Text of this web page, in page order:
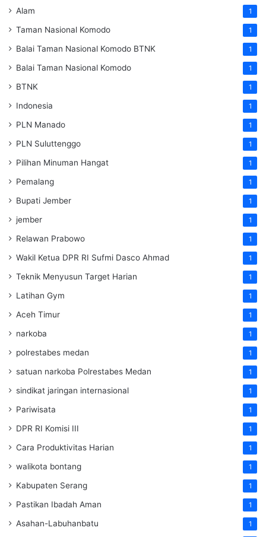
Alam 1
Taman Nasional Komodo 1
Balai Taman Nasional Komodo BTNK 1
Balai Taman Nasional Komodo 1
BTNK 1
Indonesia 1
PLN Manado 1
PLN Suluttenggo 1
Pilihan Minuman Hangat 1
Pemalang 1
Bupati Jember 1
jember 1
Relawan Prabowo 1
Wakil Ketua DPR RI Sufmi Dasco Ahmad 1
Teknik Menyusun Target Harian 1
Latihan Gym 1
Aceh Timur 1
narkoba 1
polrestabes medan 1
satuan narkoba Polrestabes Medan 1
sindikat jaringan internasional 1
Pariwisata 1
DPR RI Komisi III 1
Cara Produktivitas Harian 1
walikota bontang 1
Kabupaten Serang 1
Pastikan Ibadah Aman 1
Asahan-Labuhanbatu 1